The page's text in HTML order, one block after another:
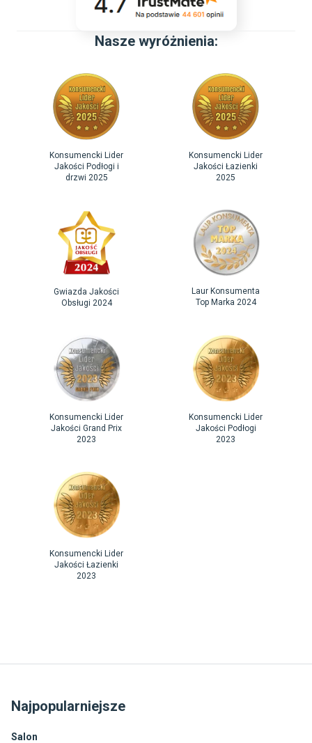
Nasze wyróżnienia:
Konsumencki Lider
Jakości Podłogi i
drzwi 2025
Konsumencki Lider
Jakości Łazienki
2025
Gwiazda Jakości
Obsługi 2024
Laur Konsumenta
Top Marka 2024
Konsumencki Lider
Jakości Grand Prix
2023
Konsumencki Lider
Jakości Podłogi
2023
Konsumencki Lider
Jakości Łazienki
2023
Najpopularniejsze
Salon